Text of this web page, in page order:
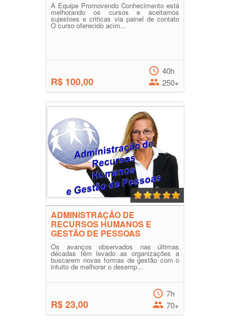
A Equipe Promovendo Conhecimento está
melhorando os cursos e aceitamos
sujestoes e criticas via painel de contato
O curso oferecido acim...
R$ 100,00
40h
250+
ADMINISTRAÇÃO DE
RECURSOS HUMANOS E
GESTÃO DE PESSOAS
Os avanços observados nas últimas
décadas têm levado as organizações a
buscarem novas formas de gestão com o
intuito de melhorar o desemp...
R$ 23,00
7h
70+